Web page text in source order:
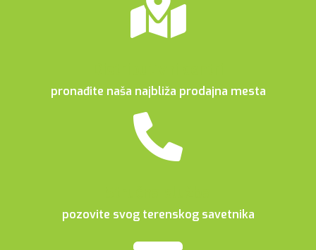
pronađite naša najbliža prodajna mesta
pozovite svog terenskog savetnika